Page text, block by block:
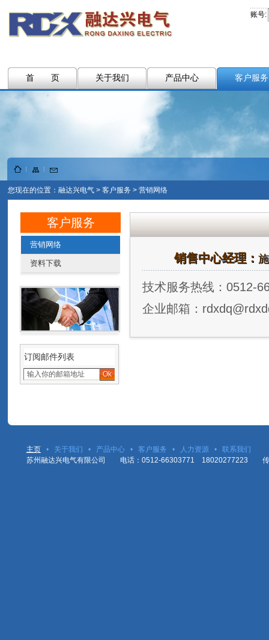
账号:
首 页 关于我们 产品中心 客户服务
您现在的位置： 融达兴电气 > 客户服务 > 营销网络
客户服务
营销网络
资料下载
订阅邮件列表
销售中心经理：
技术服务热线：0512-
企业邮箱：
主页 • 关于我们 • 产品中心 • 客户服务 • 人力资源 •
联系我们
苏州融达兴电气有限公司 电话：0512-66303771 18020277223 传